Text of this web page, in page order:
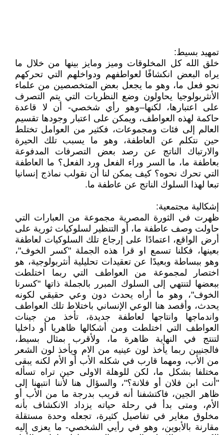
تمهيد بسيط:
خلق الله كل المخلوقات وميز ومايز بينها من خلال ما
يراه البعض انكشافًا لعواطفهم ودواخلهم التي تحركهم
نحو فعل ما، وهو ما يجعل بعض المتخصصين من علماء
الأنثربولوجيا يحاولون وضع النظريات التي يتم التصرف
على اعتبارها، لكنها–وهو رأي شخصي- أن لا قاعدة
حاكمة لهذه العواطف، ويمكن على اعتبار وجودها تقسيم
العالم إلى فئات ومجموعات، فكثير من العوامل تختلط
حين نتكلم عن العاطفة، وهو ما يسبب تلك الحيرة
والارتباك الناتج عن رصد بعض التصرفات المدفوعة
بعاطفة ما، ما السر وراء الفعل ورد الفعل؟ ما العاطفة
التي تحرك نحوه؟ كيف يمكن لنا أن نقولب نماذج إنسانيا
تبعا لهذا السلوك الناتج عن عاطفة ما.
إشكالية مجتمعية:
ظهرت في الثورة المصرية مجموعة من العبارات التي
حاولت وصف عاطفة ما، أو التنظير لسلوكيات ثورية على
أرض الواقع، اعتمادًا على إرجاع تلك السلوكيات لعاطفة
بعينها، فكلنا تسمع او قرا هذه الجملة "كسر الخوف"،
وهو ببساطة وبعيدًا عن تعقيدات تحليلية أنثربولوجية، هو
اختصار لمجموعة من العواطف التي ربما اختلطت
ببعضها لتنتهي إلى السلوك المبرر بالجملة ذاتها "كسرنا
الخوف"، وهو ما أراه يحدث دون وعي حقيقي لكونه
يحدث، وأقصد هنا الوعي الإنساني باختلاط تلك العواطف
واندماجها وانتاجها لعاطفة جديدة، تأخذ من جينات
العواطف التي اختلطت ومن أشكالها ظاهريا أو داخليا
لتنتج في النهاية ظاهرة ما، ولأقرب بمثال بسيط،
فالجنيين ربما يأخذ لون عينيه من الام ويأخذ لون الشعر
من الأب، ومهما قارب في شكله الأب أو الأم لكنه يبقى
مختلفا بشكل ما، لكن للوهلة الاولى حين تراه تسأله
"أنت ابن فلان أو فلانة؟"، والسؤال هنا لأننا انتبهنا إلى
ظاهر الجين، فاكتشفنا أنه قريب بدرجة ما من الأب أو
الأم، ومتى بدأ في رحلة حياته يزداد الانكشاف بأنه
مخلوق مغاير في تفاصيل كثيرة، تجعله وحدة مستقلة
مقارنة بالأبوين، وهو في رأيي الشخصي- ما يعزى إليه